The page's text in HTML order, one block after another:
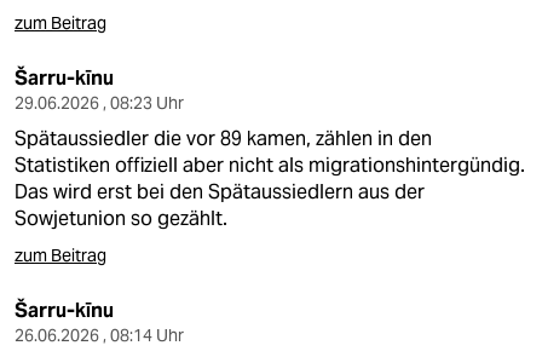
zum Beitrag
Šarru-kīnu
29.06.2026 , 08:23 Uhr
Spätaussiedler die vor 89 kamen, zählen in den
Statistiken offiziell aber nicht als migrationshintergündig.
Das wird erst bei den Spätaussiedlern aus der
Sowjetunion so gezählt.
zum Beitrag
Šarru-kīnu
26.06.2026 , 08:14 Uhr